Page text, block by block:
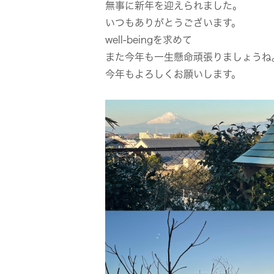
無事に新年を迎えられました。
いつもありがとうございます。
well-beingを求めて
また今年も一生懸命頑張りましょうね
今年もよろしくお願いします。